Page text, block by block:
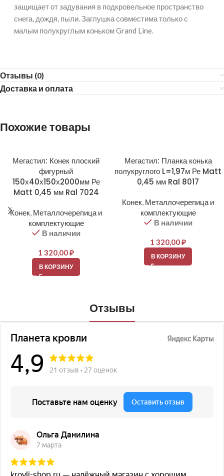
защищает от задувания в подкровельное пространство
снега, дождя, пыли. Заглушка совместима только с
малым полукруглым коньком Grand Line.
Отзывы (0)
Доставка и оплата
Похожие товары
Мегастил: Конек плоский
фигурный
150х40х150х2000мм Ре
Matt 0,45 мм Ral 7024
Конек, Металлочерепица и
комплектующие
В наличии
1 320,00₽
В КОРЗИНУ
Мегастил: Планка конька
полукруглого L=1,97м Ре Matt
0,45 мм Ral 8017
Конек, Металлочерепица и
комплектующие
В наличии
1 320,00₽
В КОРЗИНУ
Отзывы